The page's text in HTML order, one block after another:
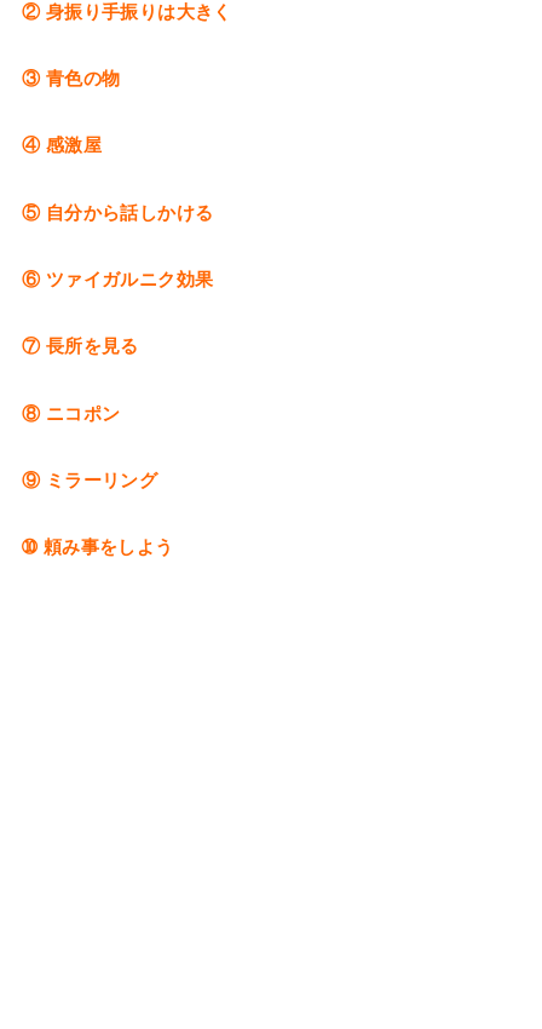
② 身振り手振りは大きく
③ 青色の物
④ 感激屋
⑤ 自分から話しかける
⑥ ツァイガルニク効果
⑦ 長所を見る
⑧ ニコポン
⑨ ミラーリング
➉ 頼み事をしよう